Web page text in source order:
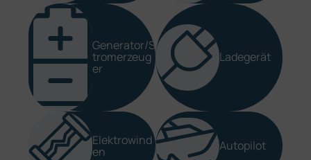
Generator/S
tromerzeug
er
Ladegerät
Elektrowind
en Autopilot